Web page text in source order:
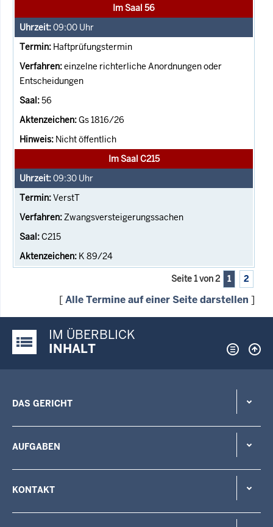
Im Saal 56
09:00 Uhr
Haftprüfungstermin
einzelne richterliche Anordnungen oder
Entscheidungen
56
Gs 1816/26
Nicht öffentlich
Im Saal C215
09:30 Uhr
VerstT
Zwangsversteigerungssachen
C215
K 89/24
Seite 1 von 2 1 2
[Alle Termine auf einer Seite darstellen ]
Justiz-Portal im Überblick:
IM ÜBERBLICK
INHALT
DAS GERICHT
AUFGABEN
KONTAKT